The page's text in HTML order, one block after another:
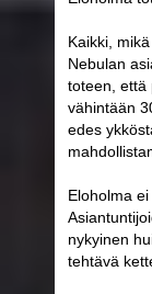
Kaikki,
Nebulan
toteen, että
vähintään
edes
Eloholma
nykyinen
tehtävä